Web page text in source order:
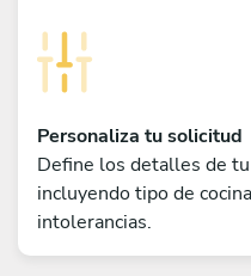
Personaliza tu solicitud
Define los detalles de
incluyendo tipo de
intolerancias.